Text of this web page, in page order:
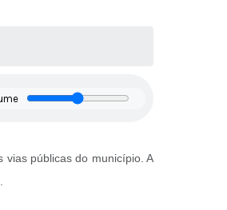
vias públicas do município. A